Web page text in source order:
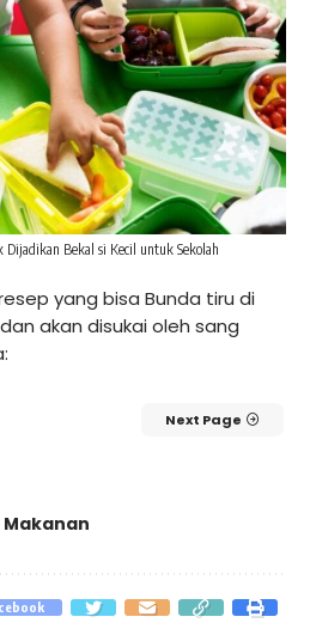
Dijadikan Bekal si Kecil untuk Sekolah
yang bisa Bunda tiru di
akan disukai oleh sang
Next Page
Makanan